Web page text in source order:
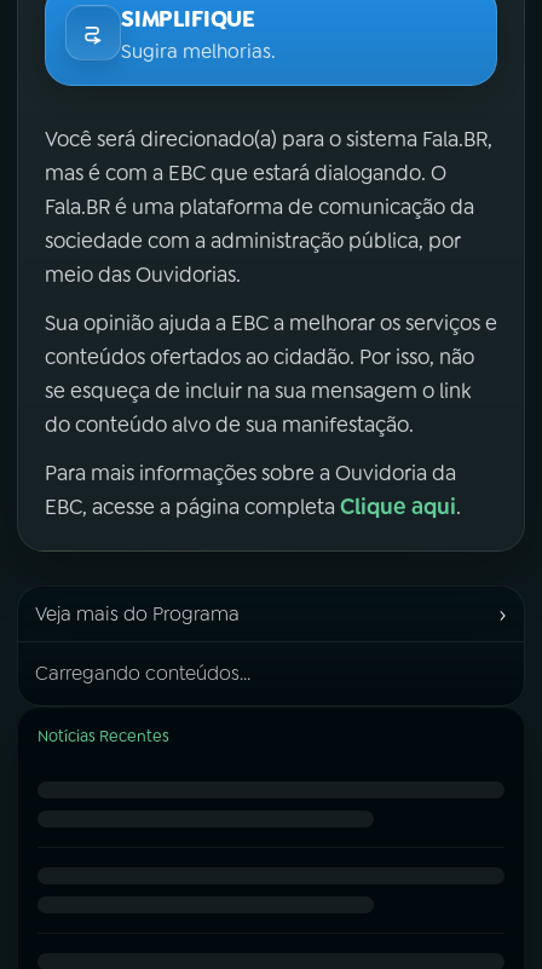
SIMPLIFIQUE
Sugira melhorias.
Você será direcionado(a) para o sistema Fala.BR,
mas é com a EBC que estará dialogando. O
Fala.BR é uma plataforma de comunicação da
sociedade com a administração pública, por
meio das Ouvidorias.
Sua opinião ajuda a EBC a melhorar os serviços e
conteúdos ofertados ao cidadão. Por isso, não
se esqueça de incluir na sua mensagem o link
do conteúdo alvo de sua manifestação.
Para mais informações sobre a Ouvidoria da
EBC, acesse a página completa Clique aqui.
Veja mais do Programa ›
Carregando conteúdos...
Notícias Recentes